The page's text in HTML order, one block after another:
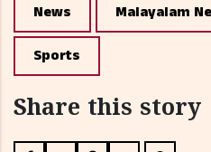
News Malayalam
Sports
Share this story